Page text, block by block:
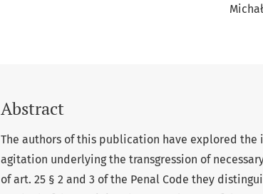
Abstract
The authors of this publication have explored the
agitation underlying the transgression of
of art. 25 § 2 and 3 of the Penal Code they